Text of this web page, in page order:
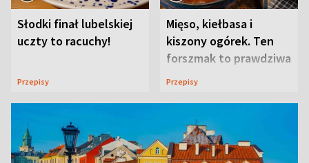
Słodki finał lubelskiej
uczty to racuchy!
Przepisy
Mięso, kiełbasa i
kiszony ogórek. Ten
forszmak to prawdziwa
uczta
Przepisy